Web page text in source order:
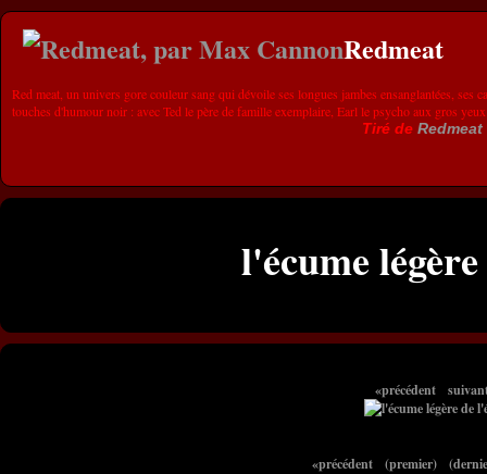
Redmeat
Red meat, un univers gore couleur sang qui dévoile ses longues jambes ensanglantées, ses
touches d'humour noir : avec Ted le père de famille exemplaire, Earl le psycho aux gros
Tiré de Redmeat
l'écume
«précédent
«précédent (premier)